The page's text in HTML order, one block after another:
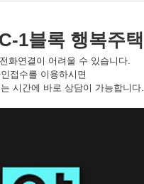
1블록 행복주택
화연결이 어려울 수 있습니다.
접수를 이용하시면
시간에 바로 상담이 가능합니다.